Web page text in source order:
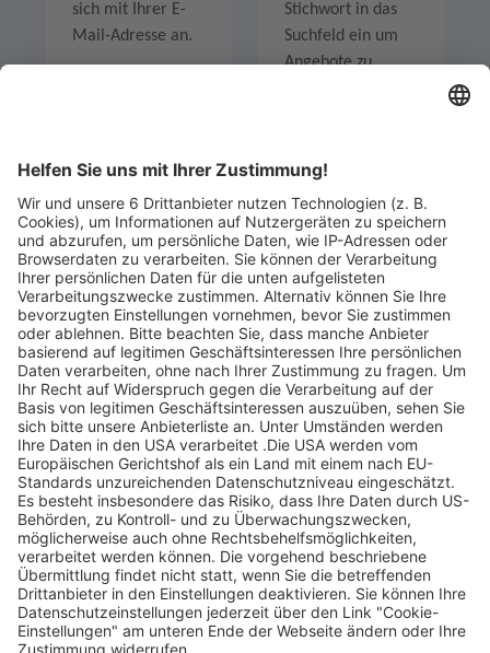
sich mit Ihrer E-
Mail-Adresse an.
Stichwort in das
Suchfeld ein um
Angebote zu
Legen Sie zum
Mitbieten eine
Höchstgrenze für
Ihr Gebot fest. Ein
automatischer
Bietagent bietet
für Sie bis zum
Höchstgebot.
Sind Sie am Ende
der
Höchstbietende,
werden Sie per E-
Mail informiert
und erhalten nach
Zahlungseingang
ein Zertifikat zum
Einlösen des
Angebots.